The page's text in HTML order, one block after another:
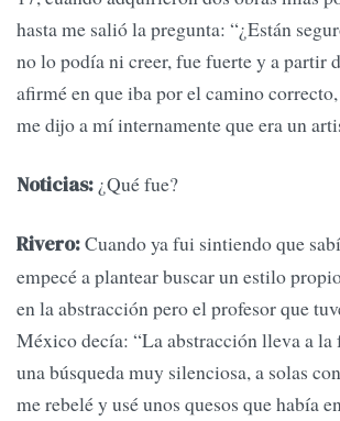
hasta me salió la pregunta: “¿Están
no lo podía ni creer, fue fuerte y a partir
afirmé en que iba por el camino
me dijo a mí internamente que era un
Noticias: ¿Qué fue?
Rivero:Cuando ya fui sintiendo que
empecé a plantear buscar un estilo
en la abstracción pero el profesor que
México decía: “La abstracción lleva a la
una búsqueda muy silenciosa, a solas
me rebelé y usé unos quesos que había